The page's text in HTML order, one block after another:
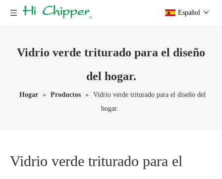
Español
Vidrio verde triturado para el diseño
del hogar.
Hogar » Productos » Vidrio verde triturado para el diseño del
hogar.
Vidrio verde triturado para el